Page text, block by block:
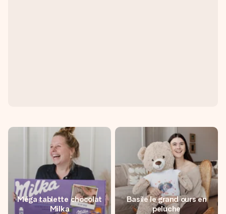
Méga tablette chocolat
Milka
Basile le grand ours en
peluche